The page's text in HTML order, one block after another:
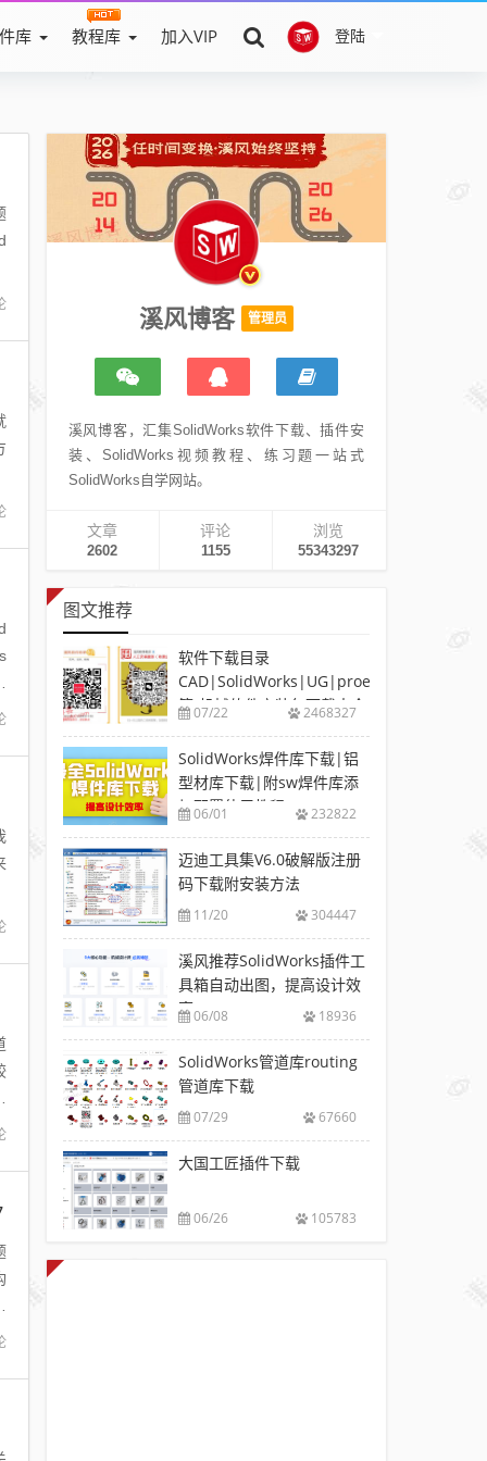
登陆
库 教程库 加入VIP
溪风博客 管理员
溪风博客，汇集SolidWorks软件下载、插件安
装、SolidWorks视频教程、练习题一站式
SolidWorks自学网站。
文章
2602
评论
1155
浏览
55343297
图文推荐
软件下载目录
CAD|SolidWorks|UG|proe
等-机械软件安装包下载大全
07/22 2468327
SolidWorks焊件库下载|铝
型材库下载|附sw焊件库添
加配置使用教程
06/01 232822
迈迪工具集V6.0破解版注册
码下载附安装方法
11/20 304447
溪风推荐SolidWorks插件工
具箱自动出图，提高设计效
率06/08 18936
SolidWorks管道库routing
管道库下载
07/29 67660
大国工匠插件下载
06/26 105783